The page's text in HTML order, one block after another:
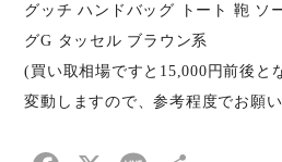
グッチ ハンドバッグ トート 鞄 ソ
グG タッセル ブラウン系
(買い取相場ですと15,000円前後と
変動しますので、参考程度でお願